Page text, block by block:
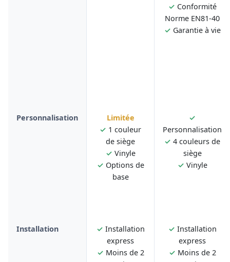
✓ Conformité
Norme EN81-40
✓ Garantie à vie
Personnalisation
Limitée
✓ 1 couleur
de siège
✓ Vinyle
✓ Options de
base
✓
Personnalisation
✓ 4 couleurs de
siège
✓ Vinyle
Installation ✓ Installation
express
✓ Moins de 2
✓ Installation
express
✓ Moins de 2